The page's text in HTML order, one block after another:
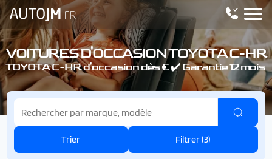
VOITURES D'OCCASION TOYOTA C-HR
TOYOTA C-HR d'occasion dès € ✔️ Garantie 12 mois
Trier Filtrer (3)